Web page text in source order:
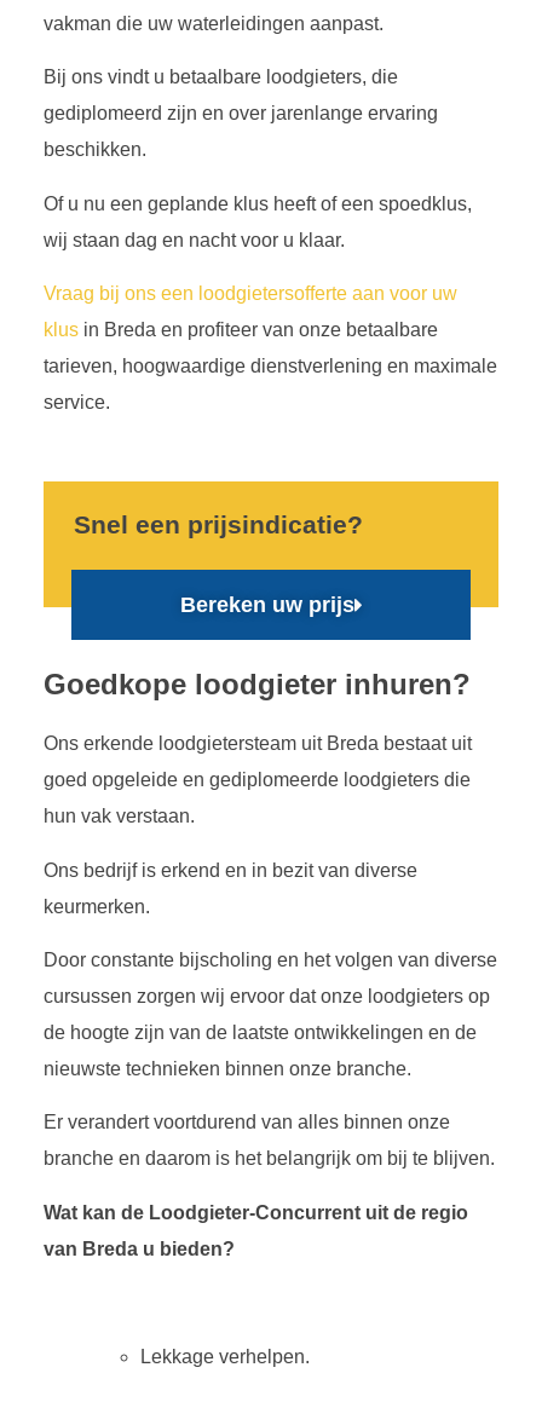
vakman die uw waterleidingen aanpast.
Bij ons vindt u betaalbare loodgieters, die
gediplomeerd zijn en over jarenlange ervaring
beschikken.
Of u nu een geplande klus heeft of een spoedklus,
wij staan dag en nacht voor u klaar.
Vraag bij ons een loodgietersofferte aan voor uw
klus in Breda en profiteer van onze betaalbare
tarieven, hoogwaardige dienstverlening en maximale
service.
Snel een prijsindicatie?
Bereken uw prijs
Goedkope loodgieter inhuren?
Ons erkende loodgietersteam uit Breda bestaat uit
goed opgeleide en gediplomeerde loodgieters die
hun vak verstaan.
Ons bedrijf is erkend en in bezit van diverse
keurmerken.
Door constante bijscholing en het volgen van diverse
cursussen zorgen wij ervoor dat onze loodgieters op
de hoogte zijn van de laatste ontwikkelingen en de
nieuwste technieken binnen onze branche.
Er verandert voortdurend van alles binnen onze
branche en daarom is het belangrijk om bij te blijven.
Wat kan de Loodgieter-Concurrent uit de regio
van Breda u bieden?
Lekkage verhelpen.